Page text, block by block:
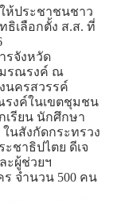
ห้ประชาชนชาว
เลือกตั้ง ส.ส. ที่
รจังหวัด
มรณรงค์ ณ
นครสวรรค์
รงค์ในเขตชุมชน
เรียน นักศึกษา
นสังกัดกระทรวง
ชาธิปไตย ดีเจ
ะผู้ช่วยฯ
จำนวน 500 คน